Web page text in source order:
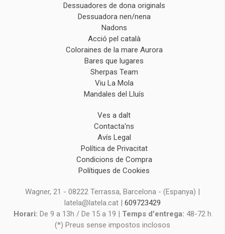
Dessuadores de dona originals
Dessuadora nen/nena
Nadons
Acció pel català
Coloraines de la mare Aurora
Bares que lugares
Sherpas Team
Viu La Mola
Mandales del Lluís
Ves a dalt
Contacta'ns
Avís Legal
Política de Privacitat
Condicions de Compra
Polítiques de Cookies
Wagner, 21 - 08222 Terrassa, Barcelona - (Espanya) |
latela@latela.cat | 609723429
Horari: De 9 a 13h / De 15 a 19 | Temps d'entrega: 48-72 h
(*) Preus sense impostos inclosos